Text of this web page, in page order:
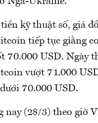
kỹ thuật số, giá
tiếp tục giằng
70.000 USD. Ngày
vượt 71.000
70.000 USD.
nay (28/3) theo giờ